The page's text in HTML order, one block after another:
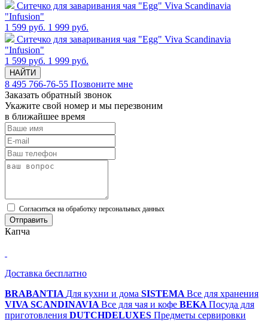
Cитечко для заваривания чая "Egg" Viva Scandinavia
"Infusion"
1 599 руб. 1 999 руб.
Cитечко для заваривания чая "Egg" Viva Scandinavia
"Infusion"
1 599 руб. 1 999 руб.
НАЙТИ
8 495 766-76-55 Позвоните мне
Заказать обратный звонок
Укажите свой номер и мы перезвоним
в ближайшее время
Cогласиться на обработку персональных данных
Отправить
Капча
Доставка бесплатно
BRABANTIA Для кухни и дома SISTEMA Все для хранения
VIVA SCANDINAVIA Все для чая и кофе BEKA Посуда для
приготовления DUTCHDELUXES Предметы сервировки